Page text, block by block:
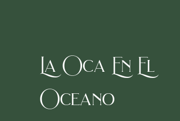
La Oca En El
Oceano